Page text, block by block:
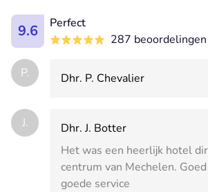
9.6
Perfect
287 beoordelingen
P. Dhr. P. Chevalier
J.
Dhr. J. Botter
Het was een heerlijk hotel
centrum van Mechelen.
goede service